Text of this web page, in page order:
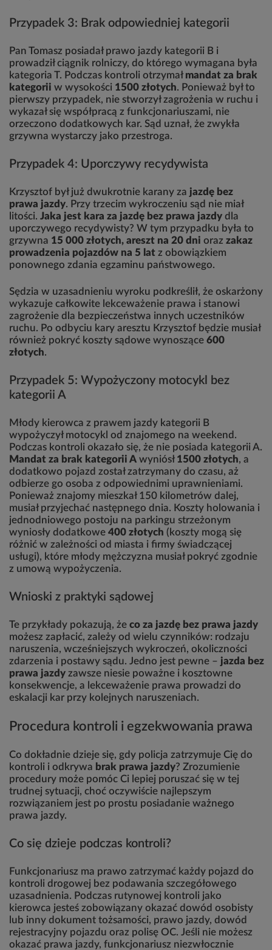
Przypadek 3: Brak odpowiedniej kategorii
Pan Tomasz posiadał prawo jazdy kategorii B i
prowadził ciągnik rolniczy, do którego wymagana była
kategoria T. Podczas kontroli otrzymał mandat za brak
kategorii w wysokości 1500 złotych. Ponieważ był to
pierwszy przypadek, nie stworzył zagrożenia w ruchu i
wykazał się współpracą z funkcjonariuszami, nie
orzeczono dodatkowych kar. Sąd uznał, że zwykła
grzywna wystarczy jako przestroga.
Przypadek 4: Uporczywy recydywista
Krzysztof był już dwukrotnie karany za jazdę bez
prawa jazdy. Przy trzecim wykroczeniu sąd nie miał
litości. Jaka jest kara za jazdę bez prawa jazdy dla
uporczywego recydywisty? W tym przypadku była to
grzywna 15 000 złotych, areszt na 20 dni oraz zakaz
prowadzenia pojazdów na 5 lat z obowiązkiem
ponownego zdania egzaminu państwowego.
Sędzia w uzasadnieniu wyroku podkreślił, że oskarżony
wykazuje całkowite lekceważenie prawa i stanowi
zagrożenie dla bezpieczeństwa innych uczestników
ruchu. Po odbyciu kary aresztu Krzysztof będzie musiał
również pokryć koszty sądowe wynoszące 600
złotych.
Przypadek 5: Wypożyczony motocykl bez
kategorii A
Młody kierowca z prawem jazdy kategorii B
wypożyczył motocykl od znajomego na weekend.
Podczas kontroli okazało się, że nie posiada kategorii A.
Mandat za brak kategorii A wyniósł 1500 złotych, a
dodatkowo pojazd został zatrzymany do czasu, aż
odbierze go osoba z odpowiednimi uprawnieniami.
Ponieważ znajomy mieszkał 150 kilometrów dalej,
musiał przyjechać następnego dnia. Koszty holowania i
jednodniowego postoju na parkingu strzeżonym
wyniosły dodatkowe 400 złotych (koszty mogą się
różnić w zależności od miasta i firmy świadczącej
usługi), które młody mężczyzna musiał pokryć zgodnie
z umową wypożyczenia.
Wnioski z praktyki sądowej
Te przykłady pokazują, że co za jazdę bez prawa jazdy
możesz zapłacić, zależy od wielu czynników: rodzaju
naruszenia, wcześniejszych wykroczeń, okoliczności
zdarzenia i postawy sądu. Jedno jest pewne – jazda bez
prawa jazdy zawsze niesie poważne i kosztowne
konsekwencje, a lekceważenie prawa prowadzi do
eskalacji kar przy kolejnych naruszeniach.
Procedura kontroli i egzekwowania prawa
Co dokładnie dzieje się, gdy policja zatrzymuje Cię do
kontroli i odkrywa brak prawa jazdy? Zrozumienie
procedury może pomóc Ci lepiej poruszać się w tej
trudnej sytuacji, choć oczywiście najlepszym
rozwiązaniem jest po prostu posiadanie ważnego
prawa jazdy.
Co się dzieje podczas kontroli?
Funkcjonariusz ma prawo zatrzymać każdy pojazd do
kontroli drogowej bez podawania szczegółowego
uzasadnienia. Podczas rutynowej kontroli jako
kierowca jesteś zobowiązany okazać dowód osobisty
lub inny dokument tożsamości, prawo jazdy, dowód
rejestracyjny pojazdu oraz polisę OC. Jeśli nie możesz
okazać prawa jazdy, funkcjonariusz niezwłocznie